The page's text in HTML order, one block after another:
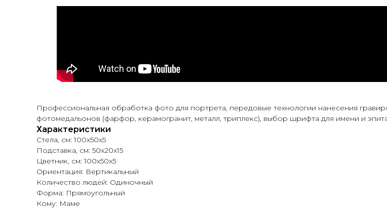
Профессиональная обработка фото для портрета, передовые технологии нанесения
фотомедальонов (фарфор, керамогранит, металл, триплекс), выбор шрифта для имени и
Характеристики
Стела, см: 100х50х5
Подставка, см: 50х20х15
Цветник, см: 100х50х5
Ориентация: Вертикальный
Количество людей: Одиночный
Форма: Прямоугольный
Кому: Маме